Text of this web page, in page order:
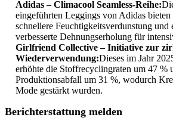
Adidas – Climacool Seamless-Reihe:
eingeführten Leggings von Adidas
schnellere Feuchtigkeitsverdunstung und
verbesserte Dehnungserholung für
Girlfriend Collective – Initiative zur
Wiederverwendung:Dieses im Jahr
erhöhte die Stoffrecyclingraten um 47 %
Produktionsabfall um 31 %, wodurch
Mode gestärkt wurden.
Berichterstattung melden